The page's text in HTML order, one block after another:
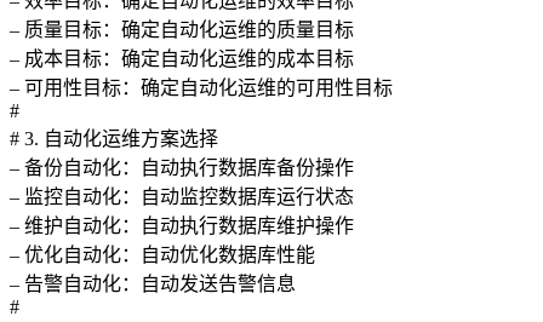
– 质量目标：确定自动化运维的质量目标
– 成本目标：确定自动化运维的成本目标
– 可用性目标：确定自动化运维的可用性目标
#
# 3. 自动化运维方案选择
– 备份自动化：自动执行数据库备份操作
– 监控自动化：自动监控数据库运行状态
– 维护自动化：自动执行数据库维护操作
– 优化自动化：自动优化数据库性能
– 告警自动化：自动发送告警信息
#